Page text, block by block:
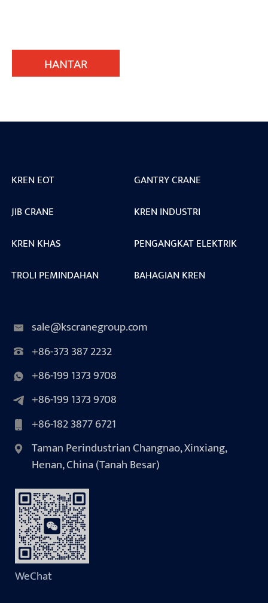
HANTAR
KREN EOT
GANTRY CRANE
JIB CRANE
KREN INDUSTRI
KREN KHAS
PENGANGKAT ELEKTRIK
TROLI PEMINDAHAN
BAHAGIAN KREN
sale@kscranegroup.com
+86-373 387 2232
+86-199 1373 9708
+86-199 1373 9708
+86-182 3877 6721
Taman Perindustrian Changnao, Xinxiang,
Henan, China (Tanah Besar)
WeChat